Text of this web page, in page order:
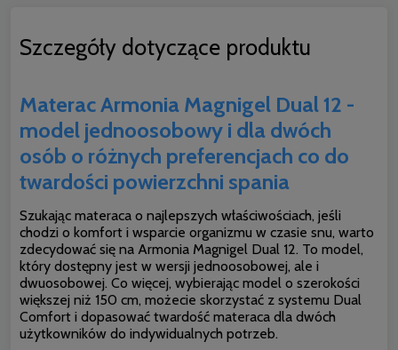
Szczegóły dotyczące produktu
Materac Armonia Magnigel Dual 12 -
model jednoosobowy i dla dwóch
osób o różnych preferencjach co do
twardości powierzchni spania
Szukając materaca o najlepszych właściwościach, jeśli
chodzi o komfort i wsparcie organizmu w czasie snu, warto
zdecydować się na Armonia Magnigel Dual 12. To model,
który dostępny jest w wersji jednoosobowej, ale i
dwuosobowej. Co więcej, wybierając model o szerokości
większej niż 150 cm, możecie skorzystać z systemu Dual
Comfort i dopasować twardość materaca dla dwóch
użytkowników do indywidualnych potrzeb.